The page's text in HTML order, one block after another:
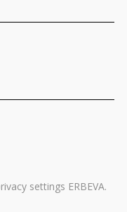
settings ERBEVA.